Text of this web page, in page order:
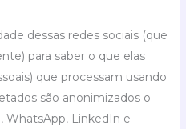
dessas redes sociais (que
para saber o que elas
que processam usando
são anonimizados o
WhatsApp, LinkedIn e